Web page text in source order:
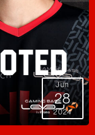
Jun
28
2024